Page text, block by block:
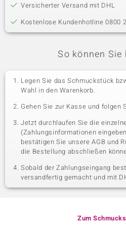
Versicherter Versand mit DHL
Kostenlose Kundenhotline 0800
So können Sie
Legen Sie das Schmuckstück
Wahl in den Warenkorb.
Gehen Sie zur Kasse und folgen
Jetzt durchlaufen Sie die
(Zahlungsinformationen
bestätigen Sie unsere AGB und
die Bestellung abschließen
Sobald der Zahlungseingang
versandfertig gemacht und mit
Zum